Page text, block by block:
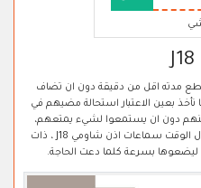
مدته اقل من دقيقة دون ان تضاف
نأخذ بعين الاعتبار استحالة مضيهم في
دون ان يستمعوا لشيء يمتعهم،
ولذلك ننصحهم ان يبقوا في جيوبهم طوال الوقت سماعات اذن شاومي J18 ، ذات
ليضعوها بسرعة كلما دعت الحاجة.